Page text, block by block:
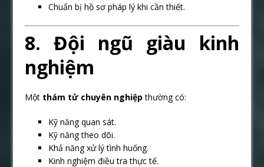
Chuẩn bị hồ sơ pháp lý khi cần thiết.
8. Đội ngũ giàu kinh
nghiệm
Một thám tử chuyên nghiệp thường có:
Kỹ năng quan sát.
Kỹ năng theo dõi.
Khả năng xử lý tình huống.
Kinh nghiệm điều tra thực tế.